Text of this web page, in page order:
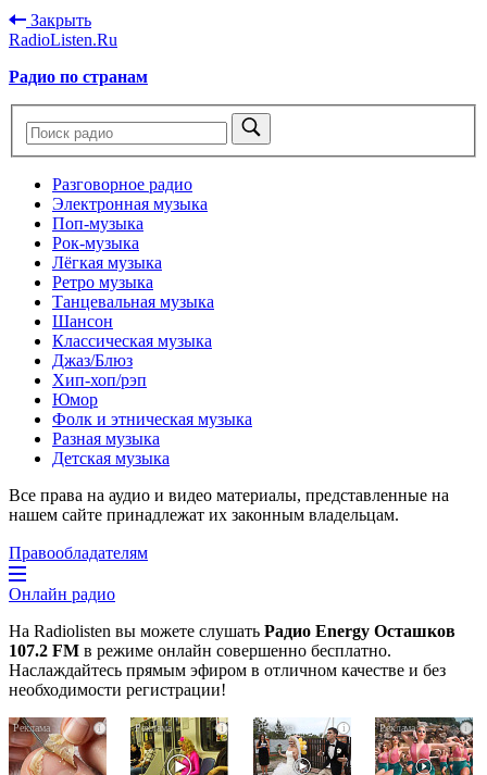
Закрыть
RadioListen.Ru
Радио по странам
Разговорное радио
Электронная музыка
Поп-музыка
Рок-музыка
Лёгкая музыка
Ретро музыка
Танцевальная музыка
Шансон
Классическая музыка
Джаз/Блюз
Хип-хоп/рэп
Юмор
Фолк и этническая музыка
Разная музыка
Детская музыка
Все права на аудио и видео материалы, представленные на
нашем сайте принадлежат их законным владельцам.
Правообладателям
Онлайн радио
На Radiolisten вы можете слушать Радио Energy Осташков
107.2 FM в режиме онлайн совершенно бесплатно.
Наслаждайтесь прямым эфиром в отличном качестве и без
необходимости регистрации!
i
Грибок
ногтях
i
Королева
вагона
отожгла!
i
Этот
танец
невесты
i